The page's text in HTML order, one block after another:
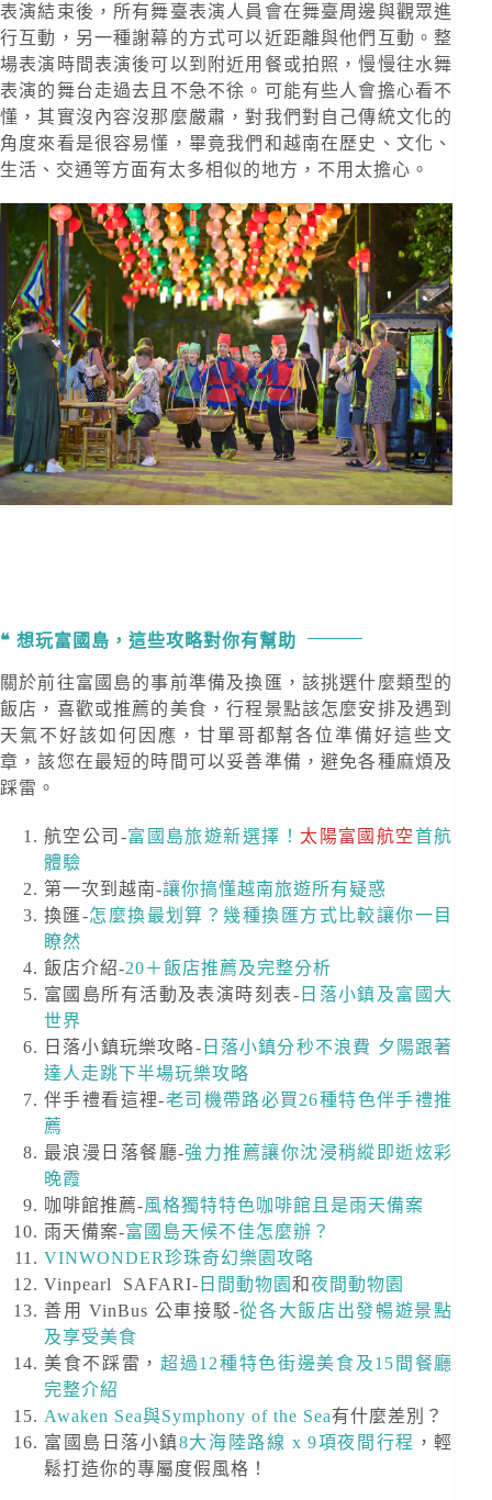
表演結束後，所有舞臺表演人員會在舞臺周邊與觀眾進
行互動，另一種謝幕的方式可以近距離與他們互動。整
場表演時間表演後可以到附近用餐或拍照，慢慢往水舞
表演的舞台走過去且不急不徐。可能有些人會擔心看不
懂，其實沒內容沒那麼嚴肅，對我們對自己傳統文化的
角度來看是很容易懂，畢竟我們和越南在歷史、文化、
生活、交通等方面有太多相似的地方，不用太擔心。
想玩富國島，這些攻略對你有幫助
關於前往富國島的事前準備及換匯，該挑選什麼類型的
飯店，喜歡或推薦的美食，行程景點該怎麼安排及遇到
天氣不好該如何因應，甘單哥都幫各位準備好這些文
章，該您在最短的時間可以妥善準備，避免各種麻煩及
踩雷。
航空公司-富國島旅遊新選擇！ 太陽富國航空首航
體驗
第一次到越南-讓你搞懂越南旅遊所有疑惑
換匯-怎麼換最划算？幾種換匯方式比較讓你一目
瞭然
飯店介紹-20＋飯店推薦及完整分析
富國島所有活動及表演時刻表- 日落小鎮及富國大
世界
日落小鎮玩樂攻略- 日落小鎮分秒不浪費 夕陽跟著
達人走跳下半場玩樂攻略
伴手禮看這裡-老司機帶路必買26種特色伴手禮推
薦
最浪漫日落餐廳-強力推薦讓你沈浸稍縱即逝炫彩
晚霞
咖啡館推薦-風格獨特特色咖啡館且是雨天備案
雨天備案-富國島天候不佳怎麼辦？
VINWONDER珍珠奇幻樂園攻略
Vinpearl SAFARI- 日間動物園 和夜間動物園
善用 VinBus 公車接駁-從各大飯店出發暢遊景點
及享受美食
美食不踩雷， 超過12種特色街邊美食及15間餐廳
完整介紹
Awaken Sea與Symphony of the Sea有什麼差別？
富國島日落小鎮8大海陸路線 x 9項夜間行程 ，輕
鬆打造你的專屬度假風格！